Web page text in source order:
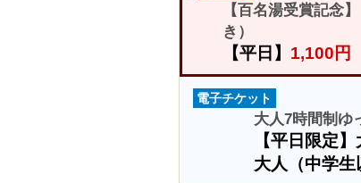
【百名湯受賞記念
き）
【平日】 1,100円
電子チケット
大人7時間制ゆ
【平日限定
大人（中学生